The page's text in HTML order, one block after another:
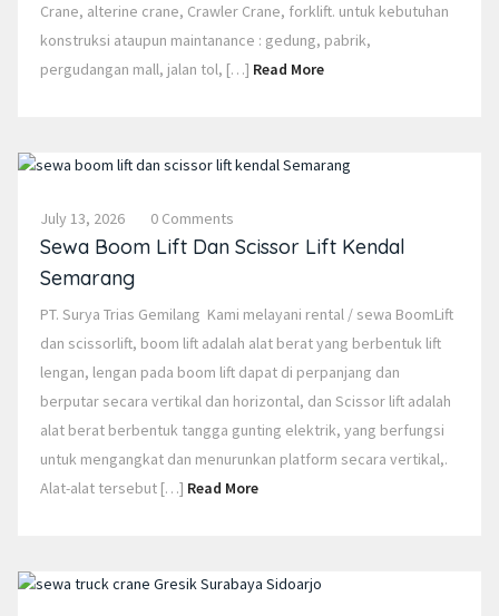
Crane, alterine crane, Crawler Crane, forklift. untuk kebutuhan
konstruksi ataupun maintanance : gedung, pabrik,
pergudangan mall, jalan tol, […] Read More
July 13, 2026 0 Comments
Sewa Boom Lift Dan Scissor Lift Kendal
Semarang
PT. Surya Trias Gemilang Kami melayani rental / sewa BoomLift
dan scissorlift, boom lift adalah alat berat yang berbentuk lift
lengan, lengan pada boom lift dapat di perpanjang dan
berputar secara vertikal dan horizontal, dan Scissor lift adalah
alat berat berbentuk tangga gunting elektrik, yang berfungsi
untuk mengangkat dan menurunkan platform secara vertikal,.
Alat-alat tersebut […] Read More